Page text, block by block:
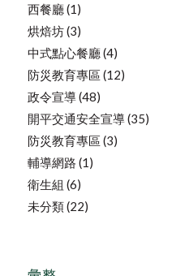
西餐廳(1)
烘焙坊(3)
中式點心餐廳(4)
防災教育專區 (12)
政令宣導(48)
開平交通安全宣導(35)
防災教育專區 (3)
輔導網路 (1)
衛生組 (6)
未分類(22)